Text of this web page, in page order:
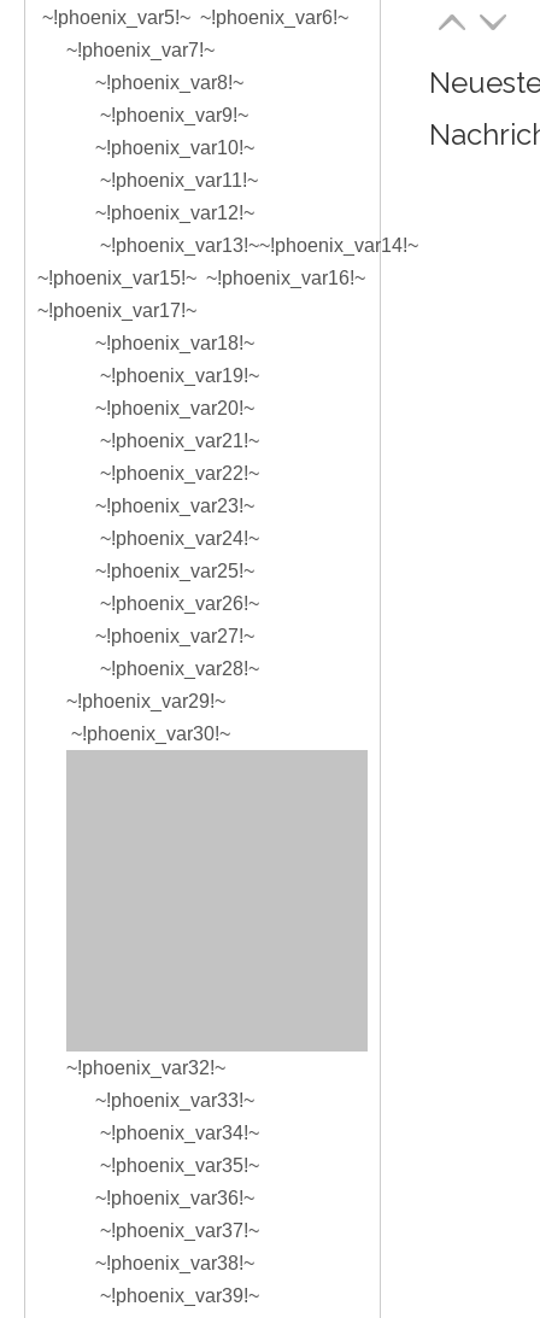
~!phoenix_var5!~ ~!phoenix_var6!~
~!phoenix_var7!~
~!phoenix_var8!~
~!phoenix_var9!~
~!phoenix_var10!~
~!phoenix_var11!~
~!phoenix_var12!~
~!phoenix_var13!~~!phoenix_var14!~
~!phoenix_var15!~ ~!phoenix_var16!~
~!phoenix_var17!~
~!phoenix_var18!~
~!phoenix_var19!~
~!phoenix_var20!~
~!phoenix_var21!~
~!phoenix_var22!~
~!phoenix_var23!~
~!phoenix_var24!~
~!phoenix_var25!~
~!phoenix_var26!~
~!phoenix_var27!~
~!phoenix_var28!~
~!phoenix_var29!~
~!phoenix_var30!~
~!phoenix_var32!~
~!phoenix_var33!~
~!phoenix_var34!~
~!phoenix_var35!~
~!phoenix_var36!~
~!phoenix_var37!~
~!phoenix_var38!~
~!phoenix_var39!~